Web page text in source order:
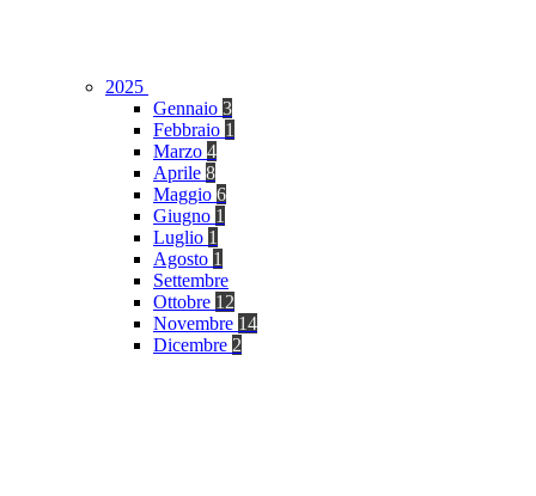
2025
Gennaio 3
Febbraio 1
Marzo 4
Aprile 8
Maggio 6
Giugno 1
Luglio 1
Agosto 1
Settembre
Ottobre 12
Novembre 14
Dicembre 2